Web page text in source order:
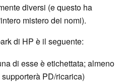
diversi (e questo ha
mistero dei nomi).
di HP è il seguente:
di esse è etichettata; almeno
PD/ricarica)